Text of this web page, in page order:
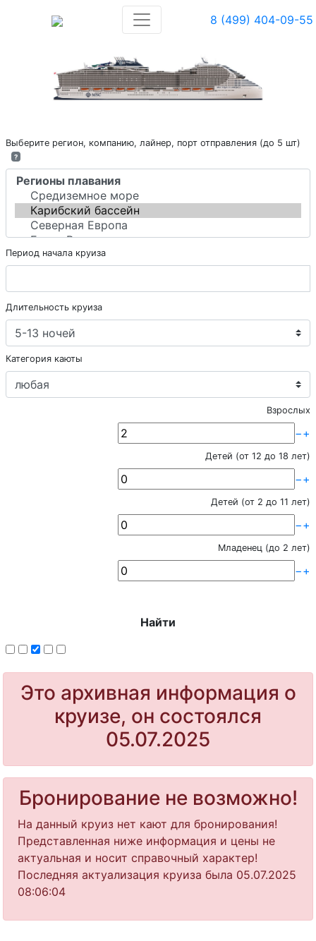
8 (499) 404-09-55
Выберите регион, компанию, лайнер, порт отправления (до 5 шт)
?
Период начала круиза
Длительность круиза
Категория каюты
Взрослых
−+
Детей (от 12 до 18 лет)
−+
Детей (от 2 до 11 лет)
−+
Младенец (до 2 лет)
−+
Найти
Это архивная информация о
круизе, он состоялся
05.07.2025
Бронирование не возможно!
На данный круиз нет кают для бронирования!
Представленная ниже информация и цены не
актуальная и носит справочный характер!
Последняя актуализация круиза была 05.07.2025
08:06:04